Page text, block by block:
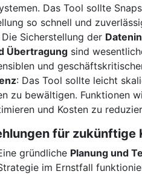
Das Tool sollte
so schnell und
Die Sicherstellung der
Übertragung sind
und
: Das Tool sollte leicht
zu bewältigen. Funktionen
und Kosten zu
für zukünftige
gründliche Planung und
im Ernstfall